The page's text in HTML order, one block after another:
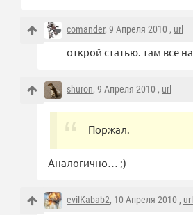
comander, 9 Апреля 2010 , url
открой статью. там все
shuron, 9 Апреля 2010 , url
Поржал.
Аналогично… ;)
evilKabab2, 10 Апреля 2010 , url